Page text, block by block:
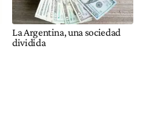
La Argentina, una sociedad
dividida